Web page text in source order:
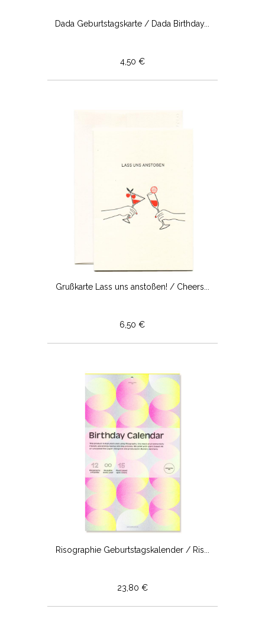
Dada Geburtstagskarte / Dada Birthday...
4,50 €
Grußkarte Lass uns anstoßen! / Cheers...
6,50 €
Risographie Geburtstagskalender / Ris...
23,80 €